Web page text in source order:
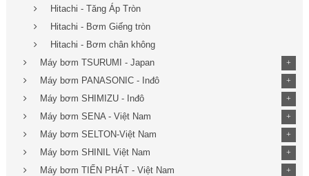
Hitachi - Tăng Áp Tròn
Hitachi - Bơm Giếng tròn
Hitachi - Bơm chân không
Máy bơm TSURUMI - Japan
+
Máy bơm PANASONIC - Inđô +
Máy bơm SHIMIZU - Inđô +
Máy bơm SENA - Việt Nam +
Máy bơm SELTON-Việt Nam +
Máy bơm SHINIL Việt Nam +
Máy bơm TIẾN PHÁT - Việt Nam +